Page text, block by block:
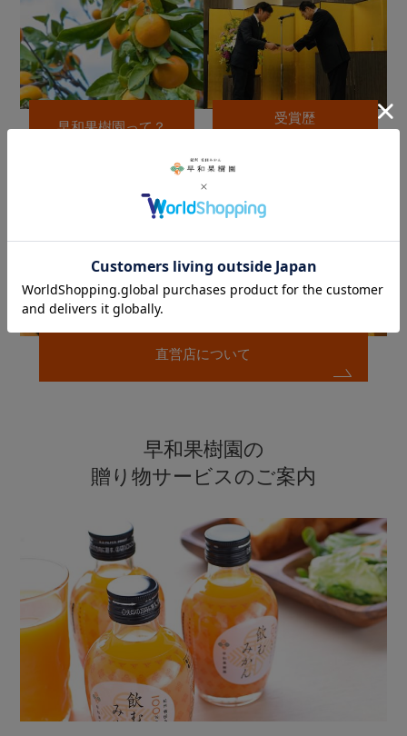
早和果樹園って？
受賞歴
直営店について
早和果樹園の
贈り物サービスのご案内